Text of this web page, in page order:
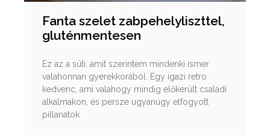
Fanta szelet zabpehelyliszttel,
gluténmentesen
Ez az a süti, amit szerintem mindenki ismer
valahonnan gyerekkorából. Egy igazi retro
kedvenc, ami valahogy mindig előkerült családi
alkalmakon, és persze ugyanúgy elfogyott
pillanatok